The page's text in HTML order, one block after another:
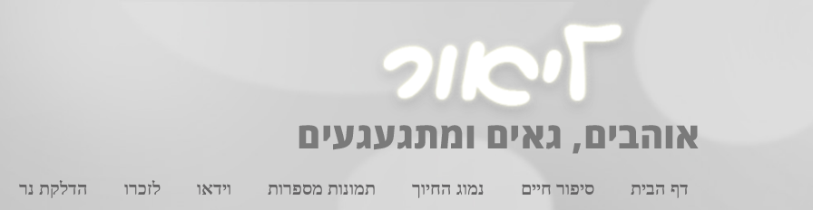
דף הבית סיפור חיים נמוג החיוך תמונות מספרות וידאו לזכרו הדלקת נר